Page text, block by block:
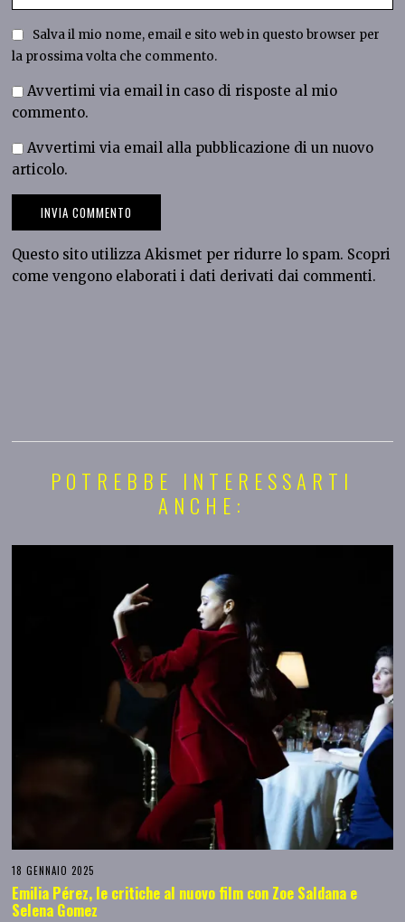
Salva il mio nome, email e sito web in questo browser per
la prossima volta che commento.
Avvertimi via email in caso di risposte al mio
commento.
Avvertimi via email alla pubblicazione di un nuovo
articolo.
Questo sito utilizza Akismet per ridurre lo spam. Scopri
come vengono elaborati i dati derivati dai commenti.
POTREBBE INTERESSARTI
ANCHE:
18 GENNAIO 2025
Emilia Pérez, le critiche al nuovo film con Zoe Saldana e
Selena Gomez